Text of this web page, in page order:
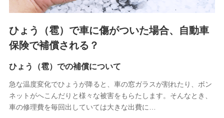
上記に係る連絡・手続き・管理等付帯業務を行うため
4.家族・友達紹介にて取得した個人情報
被紹介者への連絡、及び当社と取引のあるもしくは委託を受
けている保険会社・提携会社の保険その他に関する情報を提
供し、金融商品等の契約を勧奨するため
アンケートやキャンペーン等の実施のため
上記に係る連絡・手続き・管理等付帯業務を行うため
5.通話録音にて取得する情報
ひょう（雹）で車に傷がついた場合、自動車
保険で補償される？
ひょう（雹）での補償について
急な温度変化でひょうが降ると、車の窓ガラスが割れたり、ボン
ネットがへこんだりと様々な被害をもらたします。そんなとき、
車の修理費を毎回出していては大きな出費に…